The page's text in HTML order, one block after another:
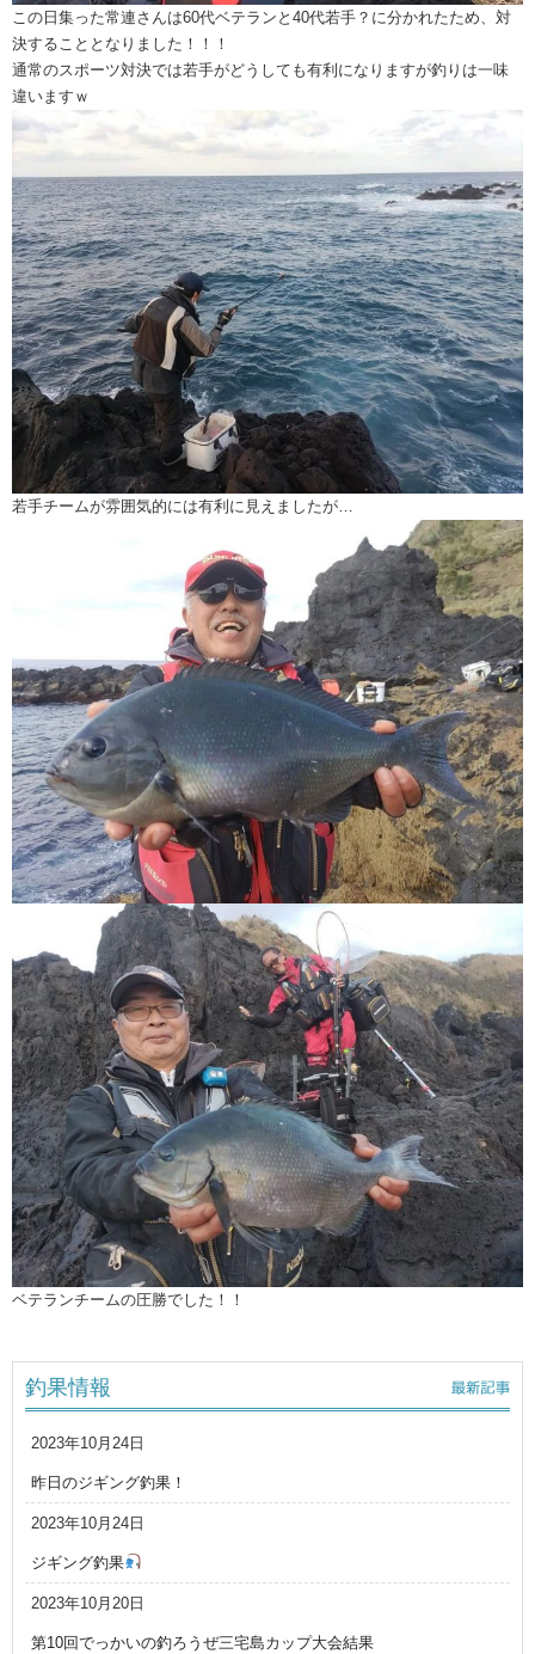
この日集った常連さんは60代ベテランと40代若手？に分かれたため、対
決することとなりました！！！
通常のスポーツ対決では若手がどうしても有利になりますが釣りは一味
違いますｗ
若手チームが雰囲気的には有利に見えましたが…
ベテランチームの圧勝でした！！
釣果情報
2023年10月24日
昨日のジギング釣果！
2023年10月24日
ジギング釣果
2023年10月20日
第10回でっかいの釣ろうぜ三宅島カップ大会結果